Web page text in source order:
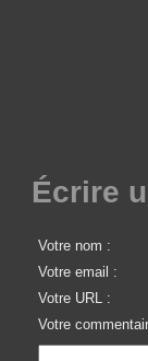
Écrire
Votre nom :
Votre email :
Votre URL :
Votre